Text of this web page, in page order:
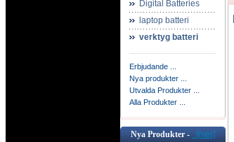
Digital Batteries
laptop batteri
verktyg batteri
Erbjudande ...
Nya produkter ...
Utvalda Produkter ...
Alla Produkter ...
Nya Produkter - [mer]